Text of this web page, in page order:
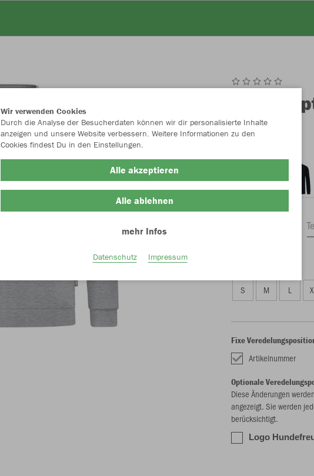
hellgrau meliert
S M L
Fixe
Artikelnummer
Optionale
Diese Änderungen
angezeigt. Sie werden
berücksichtigt.
Logo
Wir verwenden Cookies
Durch die Analyse der Besucherdaten können wir dir personalisierte Inhalte
anzeigen und unsere Website verbessern. Weitere Informationen zu den
Cookies findest Du in den Einstellungen.
Alle akzeptieren
Alle ablehnen
mehr Infos
Datenschutz Impressum